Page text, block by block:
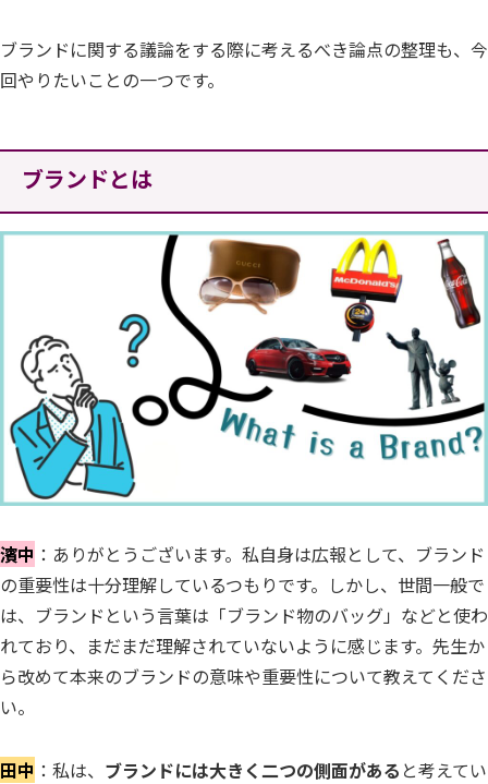
ブランドに関する議論をする際に考えるべき論点の整理も、今
回やりたいことの一つです。
ブランドとは
濱中 ：ありがとうございます。私自身は広報として、ブランド
の重要性は十分理解しているつもりです。しかし、世間一般で
は、ブランドという言葉は「ブランド物のバッグ」などと使わ
れており、まだまだ理解されていないように感じます。先生か
ら改めて本来のブランドの意味や重要性について教えてくださ
い。
田中 ：私は、 ブランドには大きく二つの側面がある と考えてい